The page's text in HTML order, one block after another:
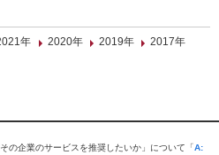
年 2020年 2019年
2017年
の企業のサービスを推奨したいか」について「A: